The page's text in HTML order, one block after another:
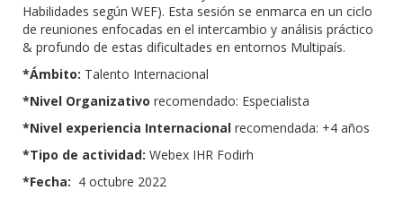
Habilidades según WEF). Esta sesión se enmarca en un ciclo
de reuniones enfocadas en el intercambio y análisis práctico
& profundo de estas dificultades en entornos Multipaís.
*Ámbito: Talento Internacional
*Nivel Organizativo recomendado: Especialista
*Nivel experiencia Internacional recomendada: +4 años
*Tipo de actividad: Webex IHR Fodirh
*Fecha: 4 octubre 2022